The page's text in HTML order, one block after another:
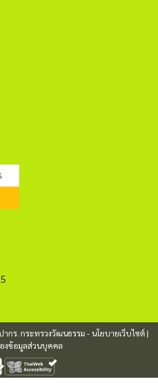
กร. กระทรวงวัฒนธรรม -นโยบายเว็บไซต์ |
งข้อมูลส่วนบุคคล